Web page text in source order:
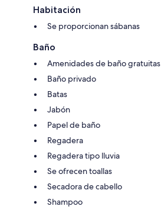
Habitación
Se proporcionan sábanas
Baño
Amenidades de baño gratuitas
Baño privado
Batas
Jabón
Papel de baño
Regadera
Regadera tipo lluvia
Se ofrecen toallas
Secadora de cabello
Shampoo